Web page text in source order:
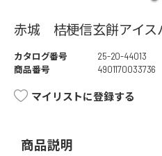
赤城 桔梗信玄餅アイ
カタログ番号
25-20-44013
商品番号
4901170033736
マイリストに登録する
商品説明